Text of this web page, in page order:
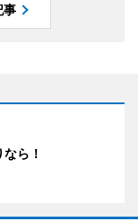
事
ら！